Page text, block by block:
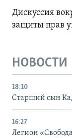
Дискуссия
защиты прав
НОВОСТИ
18:10
Старший сын
16:27
Легион